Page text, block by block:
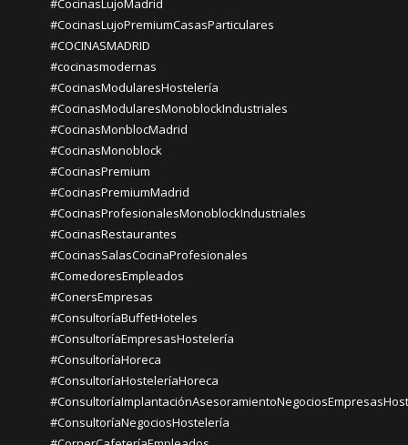
#CocinasLujoMadrid
#CocinasLujoPremiumCasasParticulares
#COCINASMADRID
#cocinasmodernas
#CocinasModularesHostelería
#CocinasModularesMonoblockIndustriales
#CocinasMonblocMadrid
#CocinasMonoblock
#CocinasPremium
#CocinasPremiumMadrid
#CocinasProfesionalesMonoblockIndustriales
#CocinasRestaurantes
#CocinasSalasCocinaProfesionales
#ComedoresEmpleados
#ConersEmpresas
#ConsultoríaBuffetHoteles
#ConsultoríaEmpresasHostelería
#ConsultoríaHoreca
#ConsultoríaHosteleríaHoreca
#ConsultoríaNegociosHostelería